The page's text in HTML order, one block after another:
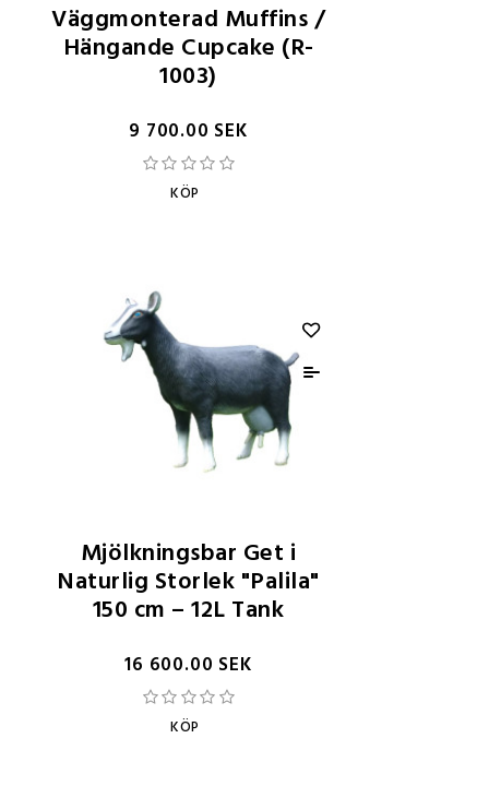
Väggmonterad Muffins /
Hängande Cupcake (R-
1003)
9 700.00 SEK
KÖP
Mjölkningsbar Get i
Naturlig Storlek "Palila"
150 cm – 12L Tank
16 600.00 SEK
KÖP